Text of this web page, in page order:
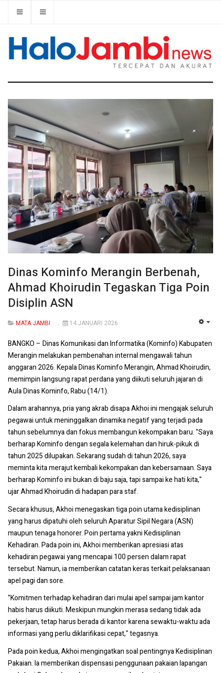
Dinas Kominfo Merangin Berbenah,
Ahmad Khoirudin Tegaskan Tiga Poin
Disiplin ASN
MATA JAMBI 14 JANUARI 2026
BANGKO – Dinas Komunikasi dan Informatika (Kominfo) Kabupaten
Merangin melakukan pembenahan internal mengawali tahun
anggaran 2026. Kepala Dinas Kominfo Merangin, Ahmad Khoirudin,
memimpin langsung rapat perdana yang diikuti seluruh jajaran di
Aula Dinas Kominfo, Rabu (14/1).
Dalam arahannya, pria yang akrab disapa Akhoi ini mengajak seluruh
pegawai untuk meninggalkan dinamika negatif yang terjadi pada
tahun sebelumnya dan fokus membangun kekompakan baru. "Saya
berharap Kominfo dengan segala kelemahan dan hiruk-pikuk di
tahun 2025 dilupakan. Sekarang sudah di tahun 2026, saya
meminta kita merajut kembali kekompakan dan kebersamaan. Saya
berharap Kominfo ini bukan di baju saja, tapi sampai ke hati kita,"
ujar Ahmad Khoirudin di hadapan para staf.
Secara khusus, Akhoi menegaskan tiga poin utama kedisiplinan
yang harus dipatuhi oleh seluruh Aparatur Sipil Negara (ASN)
maupun tenaga honorer. Poin pertama yakni Kedisiplinan
Kehadiran. Pada poin ini, Akhoi memberikan apresiasi atas
kehadiran pegawai yang mencapai 100 persen dalam rapat
tersebut. Namun, ia memberikan catatan keras terkait pelaksanaan
apel pagi dan sore.
"Komitmen terhadap kehadiran dari mulai apel sampai jam kantor
habis harus diikuti. Meskipun mungkin merasa sedang tidak ada
pekerjaan, tetap harus berada di kantor karena sewaktu-waktu ada
informasi yang perlu diklarifikasi cepat," tegasnya.
Pada poin kedua, Akhoi mengingatkan soal pentingnya Kedisiplinan
Pakaian. Ia memberikan dispensasi penggunaan pakaian lapangan